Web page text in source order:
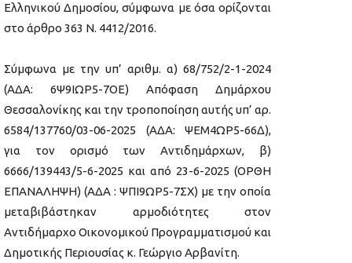
Ελληνικού Δημοσίου, σύμφωνα με όσα ορίζονται
στο άρθρο 363 Ν. 4412/2016.
Σύμφωνα με την υπ’ αριθμ. α) 68/752/2-1-2024
(ΑΔΑ: 6Ψ9ΙΩΡ5-7ΟΕ) Απόφαση Δημάρχου
Θεσσαλονίκης και την τροποποίηση αυτής υπ’ αρ.
6584/137760/03-06-2025 (ΑΔΑ: ΨΕΜ4ΩΡ5-66Δ),
για τον ορισμό των Αντιδημάρχων, β)
6666/139443/5-6-2025 και από 23-6-2025 (ΟΡΘΗ
ΕΠΑΝΑΛΗΨΗ) (ΑΔΑ : ΨΠΙ9ΩΡ5-7ΣΧ) με την οποία
μεταβιβάστηκαν αρμοδιότητες στον
Αντιδήμαρχο Οικονομικού Προγραμματισμού και
Δημοτικής Περιουσίας κ. Γεώργιο Αρβανίτη.